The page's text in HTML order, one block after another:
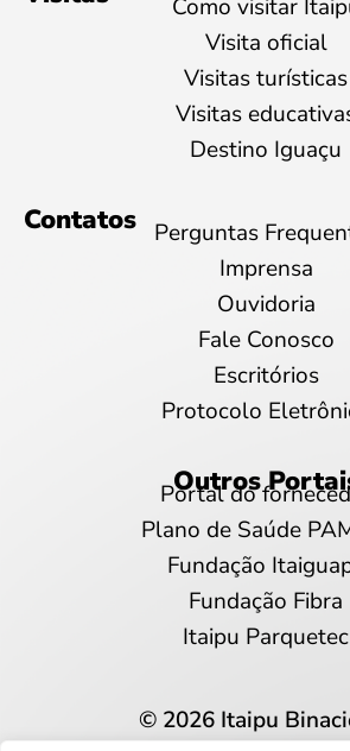
Como visitar
Visita oficial
Visitas turísticas
Visitas
Destino Iguaçu
Contatos
Perguntas
Imprensa
Ouvidoria
Fale Conosco
Escritórios
Protocolo
Outros
Portal do
Plano de Saúde
Fundação
Fundação Fibra
Itaipu Parquetec
© 2026 Itaipu